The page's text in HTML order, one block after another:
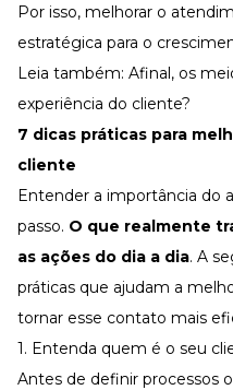
Por isso, melhorar o
estratégica para o
Leia também: Afinal, os
experiência do cliente?
7 dicas práticas para
cliente
Entender a importância do
passo. O que realmente
as ações do dia a dia. A
práticas que ajudam a
tornar esse contato mais
1. Entenda quem é o seu
Antes de definir processos